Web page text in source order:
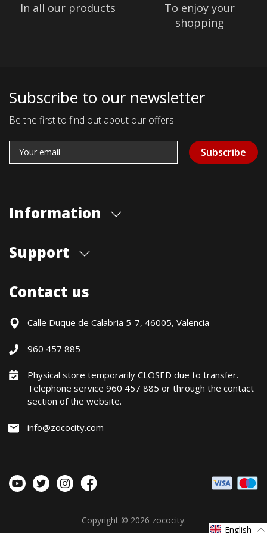
In all our products
To enjoy your
shopping
Subscribe to our newsletter
Be the first to find out about our offers.
Subscribe
Information
Our store
Contact Us
Support
Payment Methods
Returns / Warranty
Política precio mínimo garantizado
Financiación CETELEM
Financing Methods
General conditions
Política de privacidad
Contact us
Calle Duque de Calabria 5-7, 46005, Valencia
960 457 885
Physical store temporarily CLOSED due to transfer.
Telephone service 960 457 885 or through the contact
section of the website.
info@zococity.com
Copyright © 2026 zococity.
English